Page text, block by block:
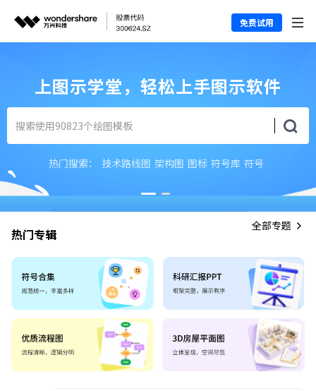
免费试用
上图示学堂，轻松上手图示软件
热门搜索： 技术路线图 架构图 图标 符号库 符号
热门专辑
全部专题